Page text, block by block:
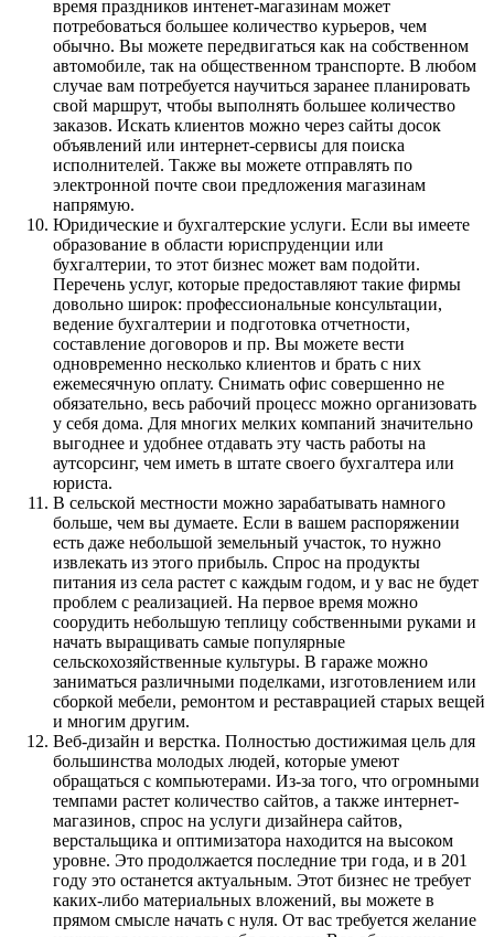
время праздников интенет-магазинам может
потребоваться большее количество курьеров, чем
обычно. Вы можете передвигаться как на собственном
автомобиле, так на общественном транспорте. В любом
случае вам потребуется научиться заранее планировать
свой маршрут, чтобы выполнять большее количество
заказов. Искать клиентов можно через сайты досок
объявлений или интернет-сервисы для поиска
исполнителей. Также вы можете отправлять по
электронной почте свои предложения магазинам
напрямую.
Юридические и бухгалтерские услуги. Если вы имеете
образование в области юриспруденции или
бухгалтерии, то этот бизнес может вам подойти.
Перечень услуг, которые предоставляют такие фирмы
довольно широк: профессиональные консультации,
ведение бухгалтерии и подготовка отчетности,
составление договоров и пр. Вы можете вести
одновременно несколько клиентов и брать с них
ежемесячную оплату. Снимать офис совершенно не
обязательно, весь рабочий процесс можно организовать
у себя дома. Для многих мелких компаний значительно
выгоднее и удобнее отдавать эту часть работы на
аутсорсинг, чем иметь в штате своего бухгалтера или
юриста.
В сельской местности можно зарабатывать намного
больше, чем вы думаете. Если в вашем распоряжении
есть даже небольшой земельный участок, то нужно
извлекать из этого прибыль. Спрос на продукты
питания из села растет с каждым годом, и у вас не будет
проблем с реализацией. На первое время можно
соорудить небольшую теплицу собственными руками и
начать выращивать самые популярные
сельскохозяйственные культуры. В гараже можно
заниматься различными поделками, изготовлением или
сборкой мебели, ремонтом и реставрацией старых вещей
и многим другим.
Веб-дизайн и верстка. Полностью достижимая цель для
большинства молодых людей, которые умеют
обращаться с компьютерами. Из-за того, что огромными
темпами растет количество сайтов, а также интернет-
магазинов, спрос на услуги дизайнера сайтов,
верстальщика и оптимизатора находится на высоком
уровне. Это продолжается последние три года, и в 201
году это останется актуальным. Этот бизнес не требует
каких-либо материальных вложений, вы можете в
прямом смысле начать с нуля. От вас требуется желание